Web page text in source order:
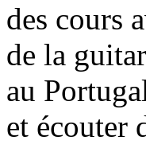
des cours
de la
au
et écouter